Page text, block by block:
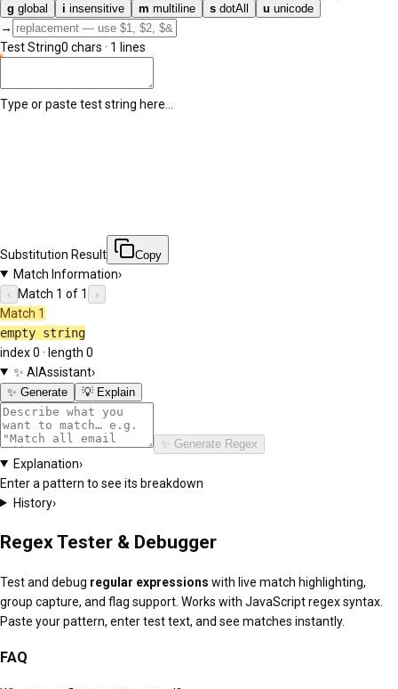
g global i insensitive m multiline s dotAll u unicode
→
Test String0 chars · 1 lines
Type or paste test string here…
Substitution Result Copy
Match Information›
‹ Match 1 of 1 ›
Match 1
empty string
index0 · length 0
✨ AIAssistant›
✨ Generate 💡 Explain
✨ Generate Regex
Explanation›
Enter a pattern to see its breakdown
History›
Regex Tester & Debugger
Test and debug regular expressions with live match highlighting,
group capture, and flag support. Works with JavaScript regex syntax.
Paste your pattern, enter test text, and see matches instantly.
FAQ